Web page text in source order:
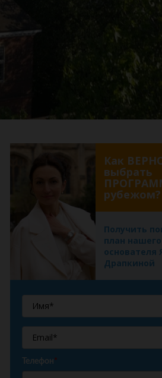
Как
выбрать
рубежом?
Получить
план нашего
основателя
Драпкиной
Телефон*